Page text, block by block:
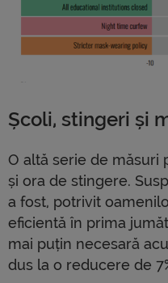
Școli, stingeri și
O altă serie de măsuri
și ora de stingere.
a fost, potrivit
eficientă în prima
mai puțin necesară
dus la o reducere de